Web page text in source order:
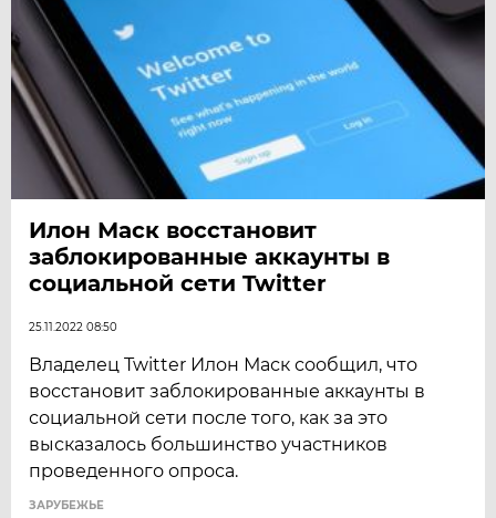
Илон Маск восстановит
заблокированные аккаунты в
социальной сети Twitter
25.11.2022 08:50
Владелец Twitter Илон Маск сообщил, что
восстановит заблокированные аккаунты в
социальной сети после того, как за это
высказалось большинство участников
проведенного опроса.
ЗАРУБЕЖЬЕ